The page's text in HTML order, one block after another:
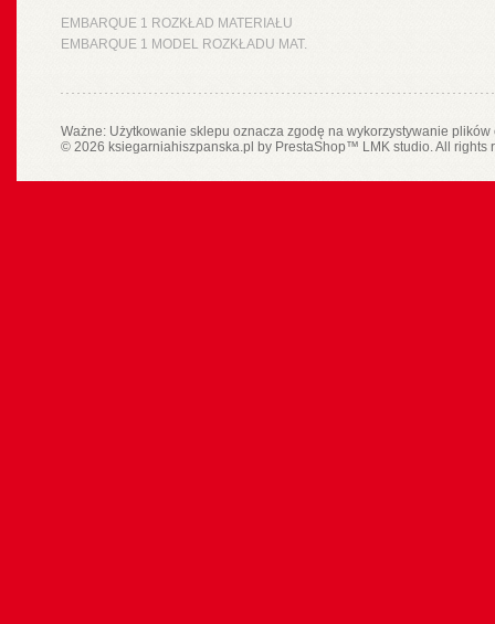
EMBARQUE 1 ROZKŁAD MATERIAŁU
EMBARQUE 1 MODEL ROZKŁADU MAT.
Ważne: Użytkowanie sklepu oznacza zgodę na wykorzystywanie
© 2026 ksiegarniahiszpanska.pl by PrestaShop™ LMK studio. All rights